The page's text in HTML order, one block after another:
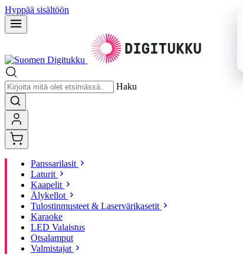
Hyppää sisältöön
Haku
Panssarilasit
Laturit
Kaapelit
Älykellot
Tulostinmusteet & Laservärikasetit
Karaoke
LED Valaistus
Otsalamput
Valmistajat